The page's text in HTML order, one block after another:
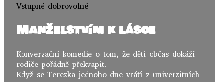
Vstupné dobrovolné
Manželstvím k lásce
Konverzační komedie o tom, že děti občas dokáží
rodiče pořádně překvapit.
Když se Terezka jednoho dne vrátí z univerzitních